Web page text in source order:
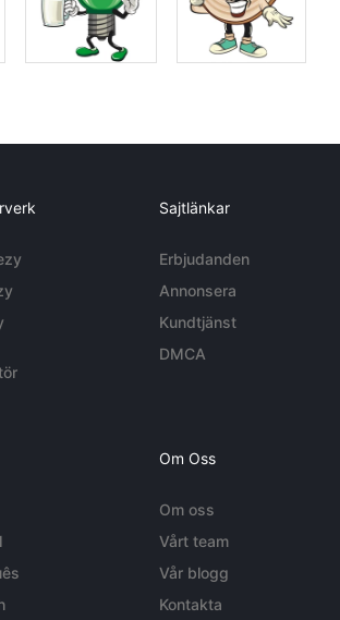
Sajtlänkar
Erbjudanden
Annonsera
Kundtjänst
DMCA
Om Oss
Om oss
Vårt team
Vår blogg
Kontakta